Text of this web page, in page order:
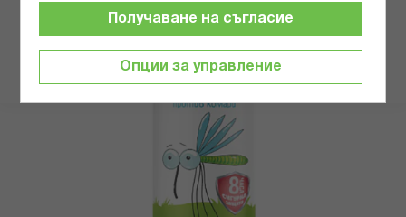
Опции за управление
Получаване на съгласие